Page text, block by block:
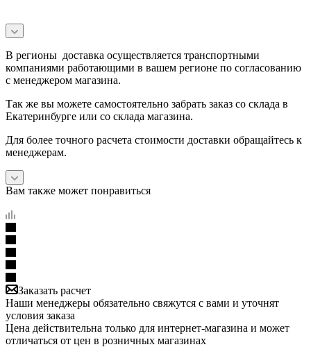
В регионы доставка осуществляется транспортными
компаниями работающими в вашем регионе по согласованию
с менеджером магазина.
Так же вы можете самостоятельно забрать заказ со склада в
Екатеринбурге или со склада магазина.
Для более точного расчета стоимости доставки обращайтесь к
менеджерам.
Вам также может понравиться
Заказать расчет
Наши менеджеры обязательно свяжутся с вами и уточнят
условия заказа
Цена действительна только для интернет-магазина и может
отличаться от цен в розничных магазинах